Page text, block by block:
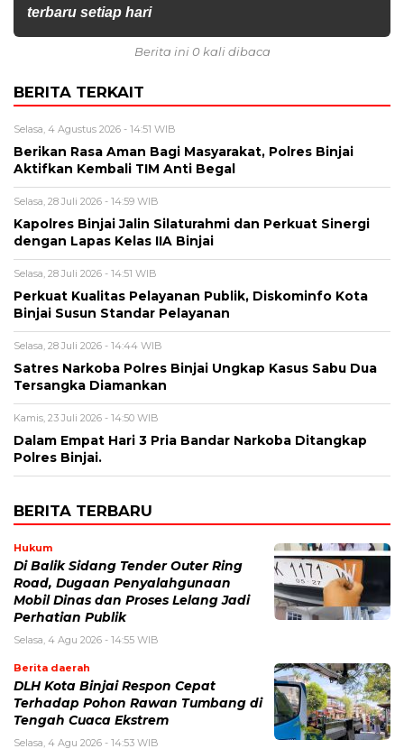
terbaru setiap hari
Berita ini 0 kali dibaca
BERITA TERKAIT
Selasa, 4 Agustus 2026 - 14:51 WIB
Berikan Rasa Aman Bagi Masyarakat, Polres Binjai
Aktifkan Kembali TIM Anti Begal
Selasa, 28 Juli 2026 - 14:59 WIB
Kapolres Binjai Jalin Silaturahmi dan Perkuat Sinergi
dengan Lapas Kelas IIA Binjai
Selasa, 28 Juli 2026 - 14:51 WIB
Perkuat Kualitas Pelayanan Publik, Diskominfo Kota
Binjai Susun Standar Pelayanan
Selasa, 28 Juli 2026 - 14:44 WIB
Satres Narkoba Polres Binjai Ungkap Kasus Sabu Dua
Tersangka Diamankan
Kamis, 23 Juli 2026 - 14:50 WIB
Dalam Empat Hari 3 Pria Bandar Narkoba Ditangkap
Polres Binjai.
BERITA TERBARU
Hukum
Di Balik Sidang Tender Outer Ring
Road, Dugaan Penyalahgunaan
Mobil Dinas dan Proses Lelang Jadi
Perhatian Publik
Selasa, 4 Agu 2026 - 14:55 WIB
Berita daerah
DLH Kota Binjai Respon Cepat
Terhadap Pohon Rawan Tumbang di
Tengah Cuaca Ekstrem
Selasa, 4 Agu 2026 - 14:53 WIB